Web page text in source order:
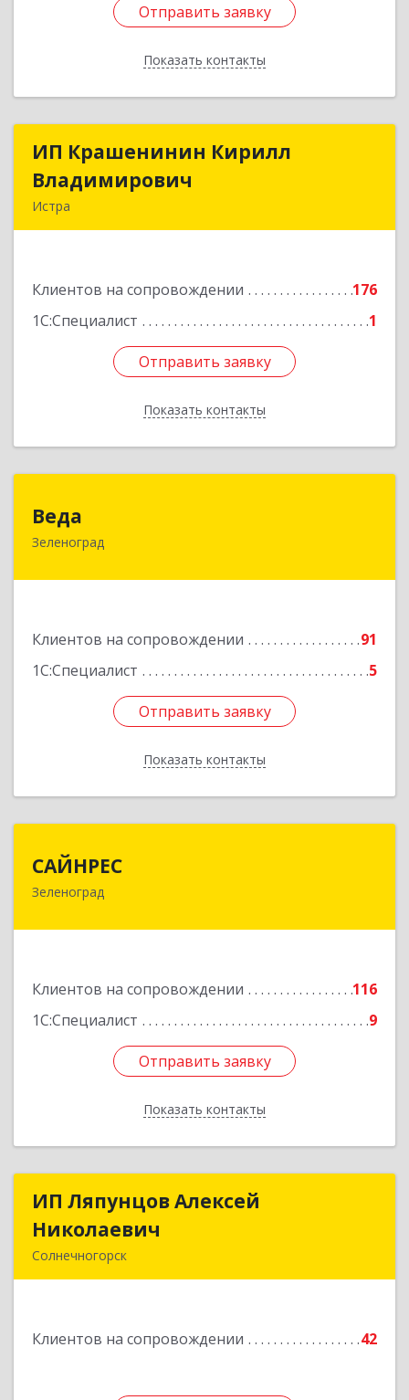
Отправить заявку
Показать контакты
Отправить заявку
Назад
ИП Крашенинин Кирилл
Владимирович
Истра
Клиентов на сопровождении
176
1С:Специалист
1
Отправить заявку
Показать контакты
ИП Крашенинин Кирилл
Подробнее
Отправить заявку
Назад
Веда
Зеленоград
Клиентов на сопровождении
91
1С:Специалист
5
Отправить заявку
Показать контакты
124683, Москва г, Зеленоград г, корпус 1504,
Отправить заявку
Назад
САЙНРЕС
Зеленоград
Клиентов на сопровождении
116
1С:Специалист
9
Отправить заявку
Показать контакты
124365, Москва г, Зеленоград г, корпус 2307А,
Отправить заявку
Назад
ИП Ляпунцов Алексей
Николаевич
Солнечногорск
Клиентов на сопровождении 42
ИП Ляпунцов Алексей